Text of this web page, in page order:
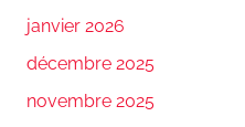
janvier 2026
décembre 2025
novembre 2025